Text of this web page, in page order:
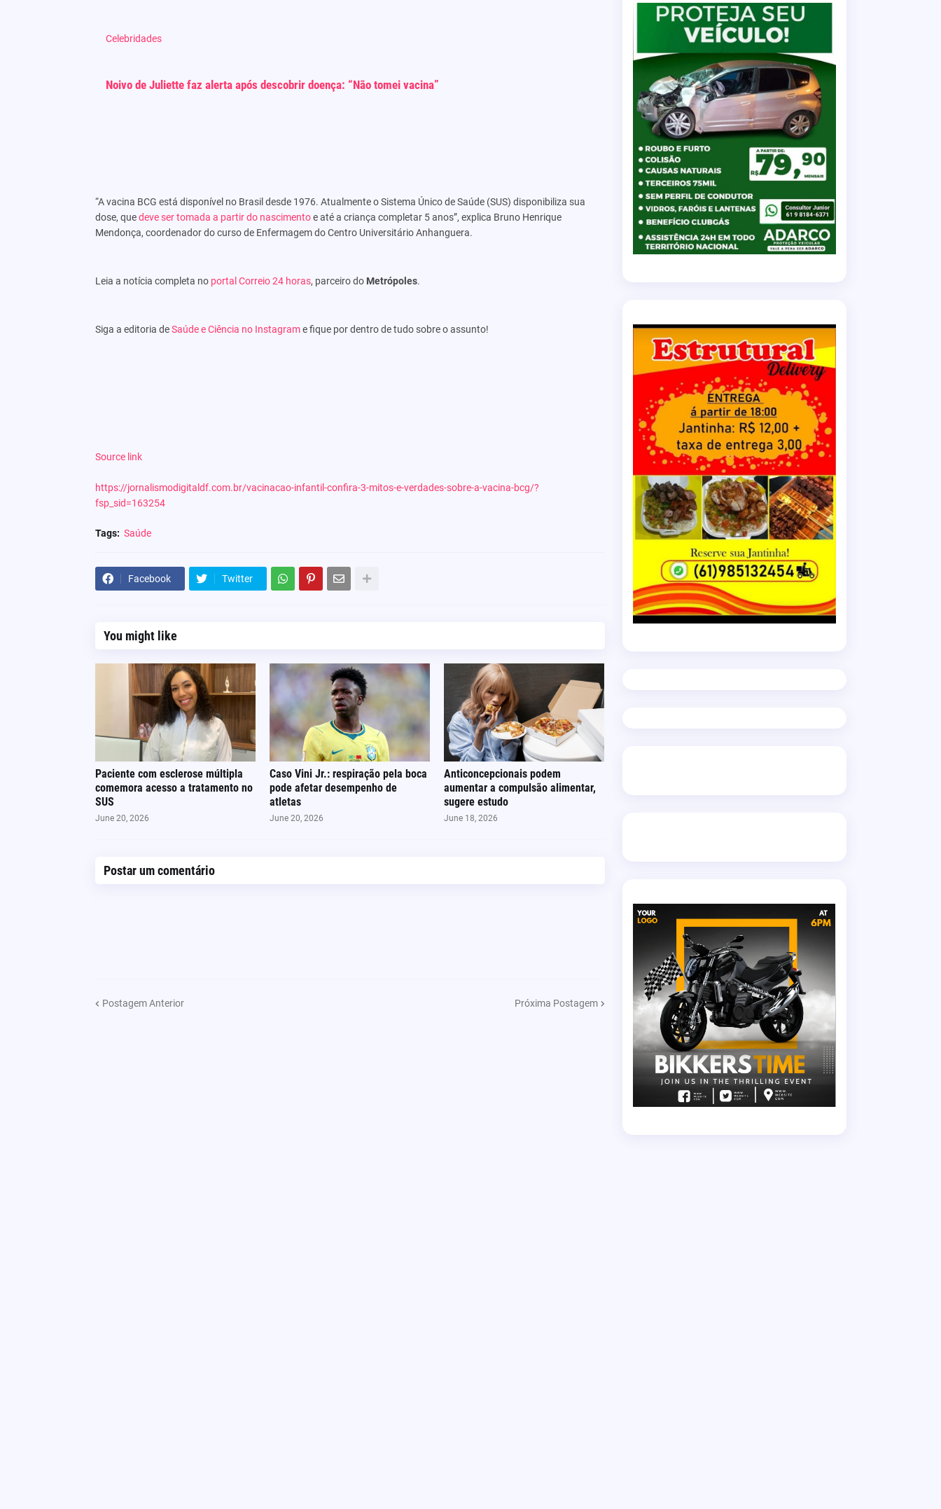
Celebridades
Noivo de Juliette faz alerta após descobrir doença: “Não tomei vacina”
“A vacina BCG está disponível no Brasil desde 1976. Atualmente o Sistema Único de Saúde (SUS) disponibiliza sua
dose, quedeve ser tomada a partir do nascimentoe até a criança completar 5 anos”, explica Bruno Henrique
Mendonça, coordenador do curso de Enfermagem do Centro Universitário Anhanguera.
Leia a notícia completa no portal Correio 24 horas, parceiro do Metrópoles.
Siga a editoria deSaúde e Ciência no Instagrame fique por dentro de tudo sobre o assunto!
Source link
https://jornalismodigitaldf.com.br/vacinacao-infantil-confira-3-mitos-e-verdades-sobre-a-vacina-bcg/?
fsp_sid=163254
Tags: Saúde
Facebook Twitter
You might like
Paciente com esclerose múltipla
comemora acesso a tratamento no
SUS
June 20, 2026
Caso Vini Jr.: respiração pela boca
pode afetar desempenho de
atletas
June 20, 2026
Anticoncepcionais podem
aumentar a compulsão alimentar,
sugere estudo
June 18, 2026
Postar um comentário
Postagem Anterior Próxima Postagem